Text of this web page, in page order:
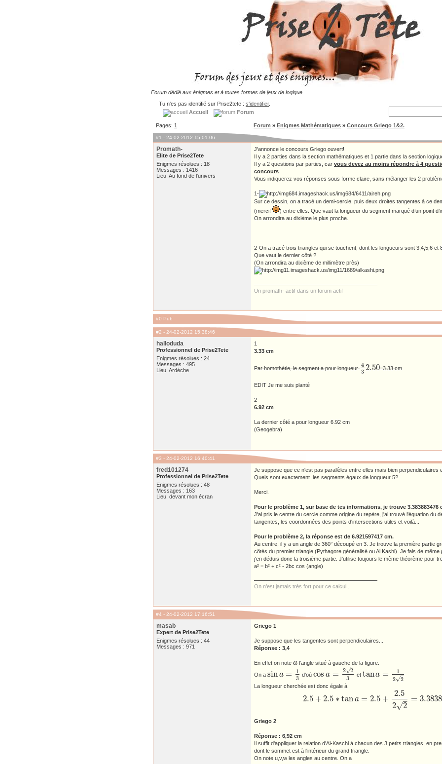
Forum dédié aux énigmes et à toutes formes de jeux de logique.
Tu n'es pas identifié sur Prise2tete : s'identifier.
Accueil
Forum
Pages: 1 Forum » Enigmes Mathématiques » Concours Griego 1&2.
#1 - 24-02-2012 15:01:06
Promath-
Elite de Prise2Tete
Enigmes résolues : 18
Messages : 1416
Lieu: Au fond de l'univers
J'annonce le concours Griego ouvert!
Il y a 2 parties dans la section mathématiques et 1 partie dans la section
Il y a 2 questions par parties, car vous devez au moins répondre à 4
concours
Vous indiquerez vos réponses sous forme claire, sans mélanger les 2
1-
Sur ce dessin, on a tracé un demi-cercle, puis deux droites tangentes à ce
(merci!
) entre elles. Que vaut la longueur du segment marqué d’un point
On arrondira au dixième le plus proche.
2-On a tracé trois triangles qui se touchent, dont les longueurs sont 3,4,5,6 et
Que vaut le dernier côté ?
(On arrondira au dixième de millimètre près)
Un promath- actif dans un forum actif
#0 Pub
#2 - 24-02-2012 15:38:46
halloduda
Professionnel de Prise2Tete
Enigmes résolues : 24
Messages : 495
Lieu: Ardèche
1
3.33 cm
Par homothétie, le segment a pour longueur
4
3 2.50
432.50 =3.33 cm
EDIT Je me suis planté
2
6.92 cm
La dernier côté a pour longueur 6.92 cm
(Geogebra)
#3 - 24-02-2012 16:40:41
fred101274
Professionnel de Prise2Tete
Enigmes résolues : 48
Messages : 163
Lieu: devant mon écran
Je suppose que ce n'est pas parallèles entre elles mais bien perpendiculaires
Quels sont exactement les segments égaux de longueur 5?
Merci.
Pour le problème 1, sur base de tes informations, je trouve 3.383883476
J'ai pris le centre du cercle comme origine du repère, j'ai trouvé l'équation du
tangentes, les coordonnées des points d'intersections utiles et voilà...
Pour le problème 2, la réponse est de 6.921597417 cm.
Au centre, il y a un angle de 360° découpé en 3. Je trouve la première partie
côtés du premier triangle (Pythagore généralisé ou Al Kashi). Je fais de même
j'en déduis donc la troisième partie. J'utilise toujours le même théorème pour
a² = b² + c² - 2bc cos (angle)
On n’est jamais très fort pour ce calcul...
#4 - 24-02-2012 17:16:51
masab
Expert de Prise2Tete
Enigmes résolues : 44
Messages : 971
Griego 1
Je suppose que les tangentes sont perpendiculaires...
Réponse : 3,4
En effet on note a
a l'angle situé à gauche de la figure.
On a sina =
1
3
sina=13 d'oùcos a = 2 2
√
3
cosa =2 23 et tana =
1
2
2
√
tana=12 2
La longueur cherchée est donc égale à
2.5 + 2.5 ∗ tana = 2.5 +
2.5
2
2
–
√
=
2.5+2.5 ∗tana =2.5+ 2.5 22=3.383883...
Griego 2
Réponse : 6,92 cm
Il suffit d'appliquer la relation d'Al-Kaschi à chacun des 3 petits triangles, en
dont le sommet est à l'intérieur du grand triangle.
On note u,v,w les angles au centre. On a